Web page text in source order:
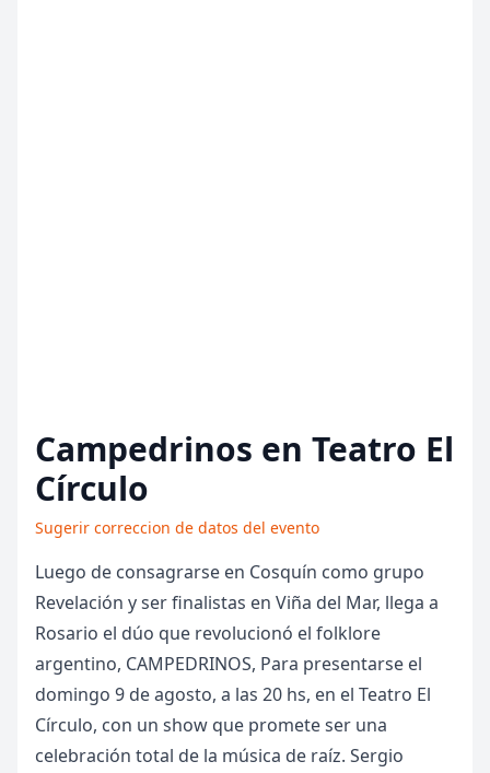
Campedrinos en Teatro El
Círculo
Sugerir correccion de datos del evento
Luego de consagrarse en Cosquín como grupo
Revelación y ser finalistas en Viña del Mar, llega a
Rosario el dúo que revolucionó el folklore
argentino, CAMPEDRINOS, Para presentarse el
domingo 9 de agosto, a las 20 hs, en el Teatro El
Círculo, con un show que promete ser una
celebración total de la música de raíz. Sergio